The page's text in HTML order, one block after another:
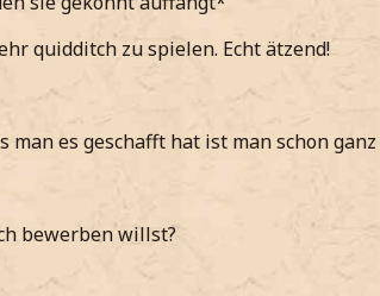
quidditch zu spielen. Echt ätzend!
man es geschafft hat ist man schon ganz
bewerben willst?